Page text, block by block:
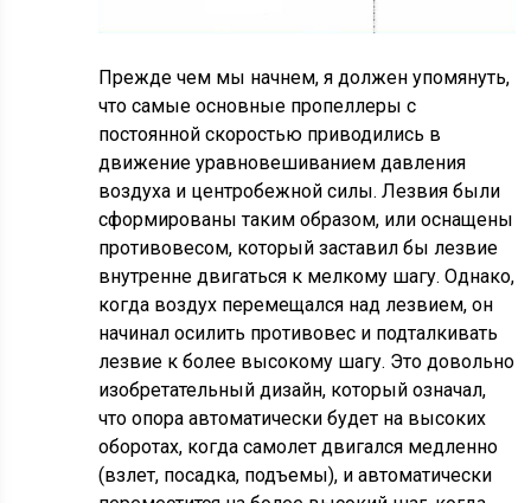
Прежде чем мы начнем, я должен упомянуть,
что самые основные пропеллеры с
постоянной скоростью приводились в
движение уравновешиванием давления
воздуха и центробежной силы. Лезвия были
сформированы таким образом, или оснащены
противовесом, который заставил бы лезвие
внутренне двигаться к мелкому шагу. Однако,
когда воздух перемещался над лезвием, он
начинал осилить противовес и подталкивать
лезвие к более высокому шагу. Это довольно
изобретательный дизайн, который означал,
что опора автоматически будет на высоких
оборотах, когда самолет двигался медленно
(взлет, посадка, подъемы), и автоматически